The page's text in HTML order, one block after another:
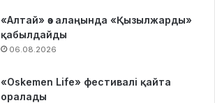
«Алтай» өз алаңында «Қызылжарды»
қабылдайды
06.08.2026
«Oskemen Life» фестивалі қайта
оралады